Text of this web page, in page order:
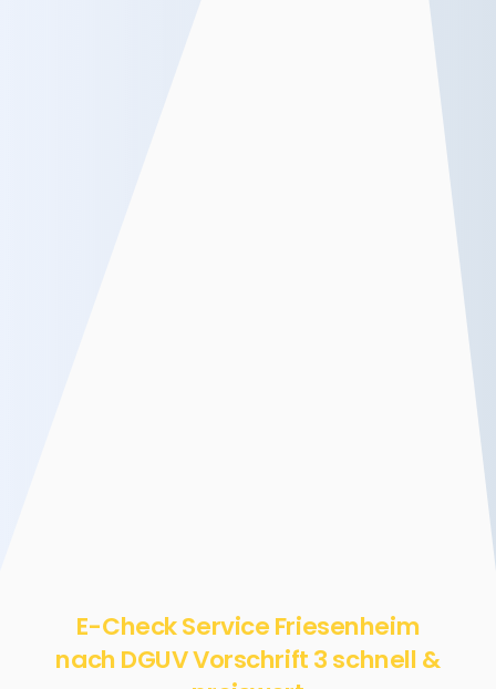
E-Check Service Friesenheim
nach DGUV Vorschrift 3 schnell &